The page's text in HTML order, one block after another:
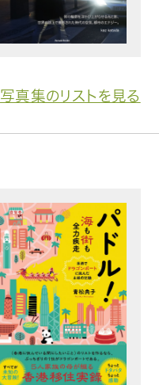
写真集のリストを見る